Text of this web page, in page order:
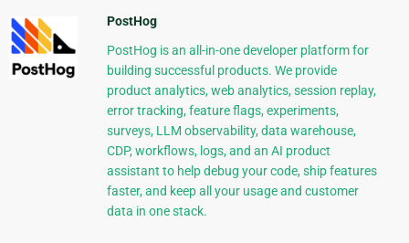
PostHog
PostHog is an all-in-one developer platform for
building successful products. We provide
product analytics, web analytics, session replay,
error tracking, feature flags, experiments,
surveys, LLM observability, data warehouse,
CDP, workflows, logs, and an AI product
assistant to help debug your code, ship features
faster, and keep all your usage and customer
data in one stack.